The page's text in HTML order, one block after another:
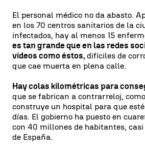
El personal médico no da abasto.
en los 70 centros sanitarios de la
infectados, hay al menos 15
es tan grande que en las redes
vídeos como éstos, difíciles de
que cae muerta en plena calle.
Hay colas kilométricas para
que se fabrican a contrarreloj,
construye un hospital para que
días. El gobierno ha puesto en
con 40 millones de habitantes,
de España.